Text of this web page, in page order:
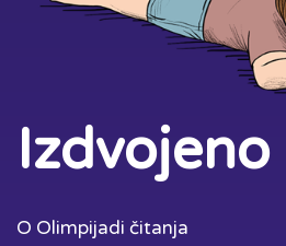
Izdvojeno
O Olimpijadi čitanja